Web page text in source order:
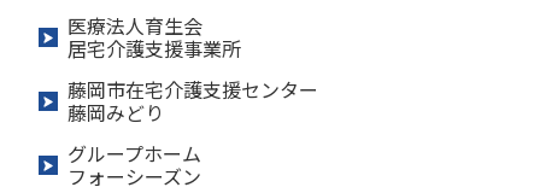
医療法人育生会
居宅介護支援事業所
藤岡市在宅介護支援センター
藤岡みどり
グループホーム
フォーシーズン